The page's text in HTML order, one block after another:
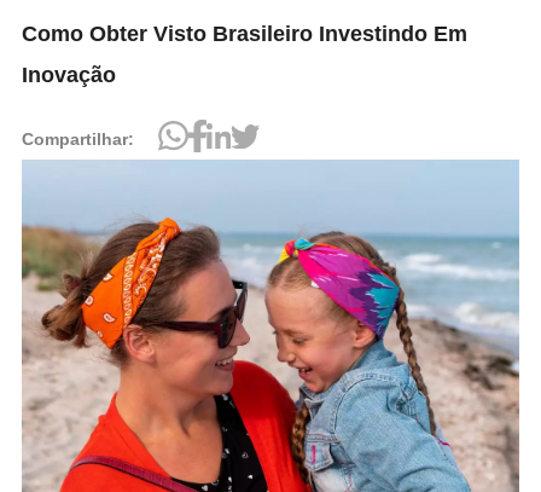
Como Obter Visto Brasileiro Investindo Em
Inovação
Compartilhar: